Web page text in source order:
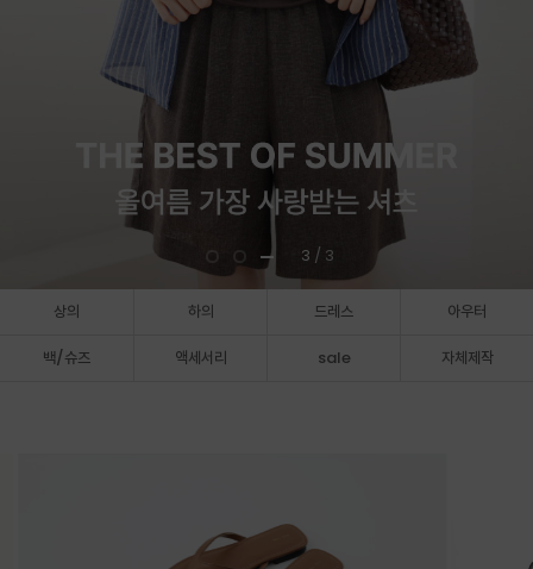
3 / 3
상의 하의 드레스 아우터
백/슈즈 액세서리 sale 자체제작